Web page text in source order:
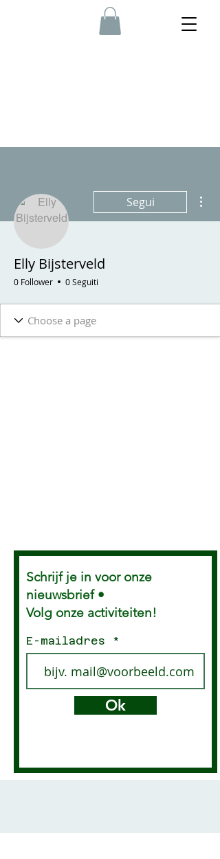
Segui
Elly Bijsterveld
0 Follower 0 Seguiti
Schrijf je in voor onze
nieuwsbrief •
Volg onze activiteiten!
E-mailadres
Ok